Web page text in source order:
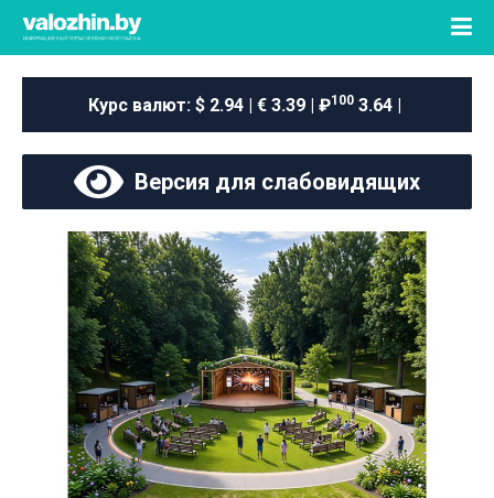
Курс валют: $ 2.94 | € 3.39 | ₽100 3.64 |
Версия для слабовидящих